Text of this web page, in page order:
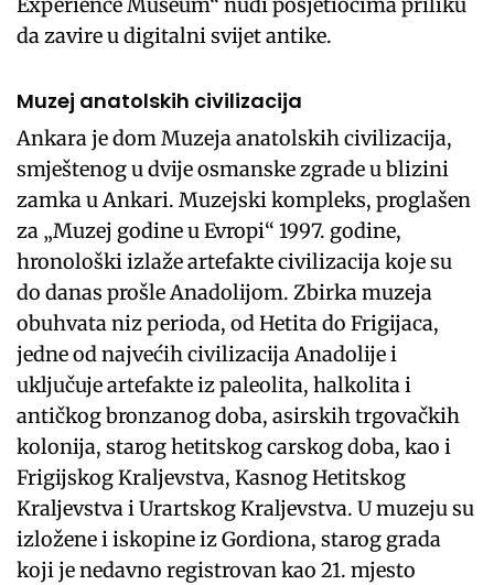
da zavire u digitalni svijet antike.
Muzej anatolskih civilizacija
Ankara je dom Muzeja anatolskih civilizacija,
smještenog u dvije osmanske zgrade u blizini
zamka u Ankari. Muzejski kompleks, proglašen
za „Muzej godine u Evropi“ 1997. godine,
hronološki izlaže artefakte civilizacija koje su
do danas prošle Anadolijom. Zbirka muzeja
obuhvata niz perioda, od Hetita do Frigijaca,
jedne od najvećih civilizacija Anadolije i
uključuje artefakte iz paleolita, halkolita i
antičkog bronzanog doba, asirskih trgovačkih
kolonija, starog hetitskog carskog doba, kao i
Frigijskog Kraljevstva, Kasnog Hetitskog
Kraljevstva i Urartskog Kraljevstva. U muzeju su
izložene i iskopine iz Gordiona, starog grada
koji je nedavno registrovan kao 21. mjesto